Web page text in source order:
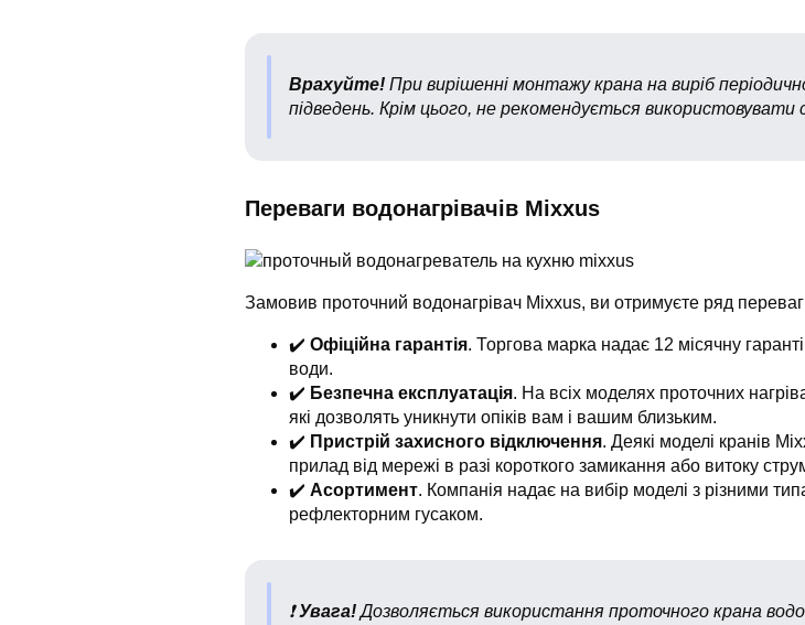
Врахуйте! При вирішенні монтажу крана на виріб
підведень. Крім цього, не рекомендується використовувати
Переваги водонагрівачів Mixxus
Замовив проточний водонагрівач Mixxus, ви отримуєте ряд
✔️ Офіційна гарантія. Торгова марка надає 12 місячну
води.
✔️ Безпечна експлуатація. На всіх моделях проточних
які дозволять уникнути опіків вам і вашим близьким.
✔️ Пристрій захисного відключення. Деякі моделі кранів
прилад від мережі в разі короткого замикання або витоку
✔️ Асортимент. Компанія надає на вибір моделі з різними
рефлекторним гусаком.
❗️Увага!Дозволяється використання проточного крана